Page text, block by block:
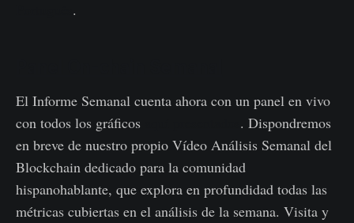
.
El Informe Semanal cuenta ahora con un panel en vivo
con todos los gráficos
. Dispondremos
en breve de nuestro propio Vídeo Análisis Semanal del
Blockchain dedicado para la comunidad
hispanohablante, que explora en profundidad todas las
métricas cubiertas en el análisis de la semana. Visita y